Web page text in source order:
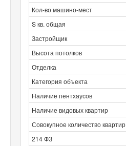
Кол-во машино-мест
S кв. общая
Застройщик
Высота потолков
Отделка
Категория объекта
Наличие пентхаусов
Наличие видовых квартир
Совокупное количество квартир
214 ФЗ